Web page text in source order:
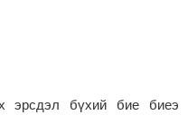
эрсдэл бүхий бие биеэ